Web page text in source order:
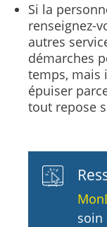
Si la
renseignez-
autres
démarches
temps, mais
épuiser
tout repose
soin